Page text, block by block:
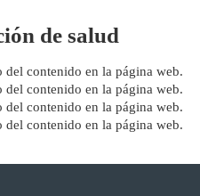
de salud
del contenido en la página web.
del contenido en la página web.
del contenido en la página web.
del contenido en la página web.